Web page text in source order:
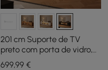
201 cm Suporte de TV
preto com porta de vidro,
arrumação e LED
699,99€